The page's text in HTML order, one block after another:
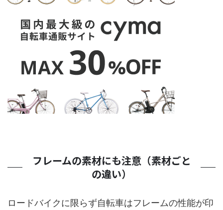
フレームの素材にも注意（素材ごと
の違い）
ロードバイクに限らず自転車はフレームの性能が印